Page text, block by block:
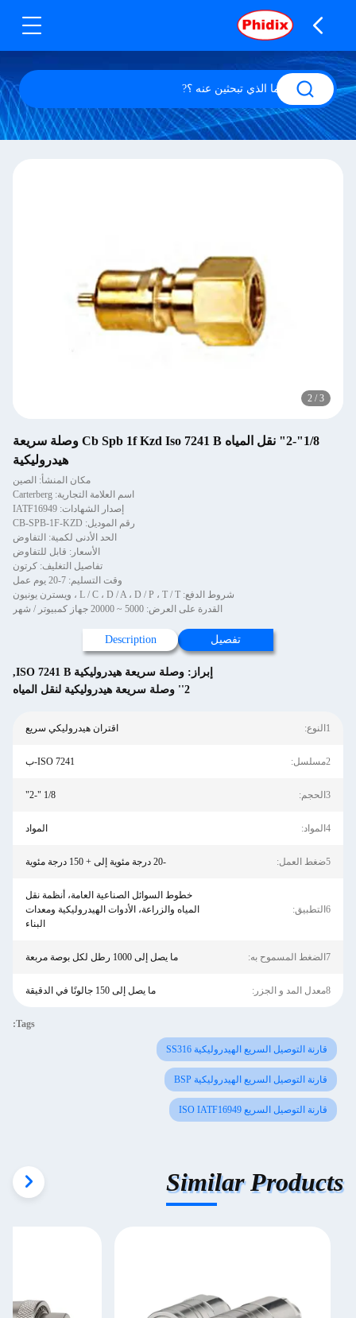
2 / 3
1/8"-2" نقل المياه Cb Spb 1f Kzd Iso 7241 B وصلة سريعة
هيدروليكية
مكان المنشأ: الصين
اسم العلامة التجارية: Carterberg
إصدار الشهادات: IATF16949
رقم الموديل: CB-SPB-1F-KZD
الحد الأدنى لكمية: التفاوض
الأسعار: قابل للتفاوض
تفاصيل التغليف: كرتون
وقت التسليم: 7-20 يوم عمل
شروط الدفع: L / C ، D / A ، D / P ، T / T ، ويسترن يونيون
القدرة على العرض: 5000 ~ 20000 جهاز كمبيوتر / شهر
تفصيل Description
إبراز: وصلة سريعة هيدروليكية ISO 7241 B
,
2'' وصلة سريعة هيدروليكية لنقل المياه
1النوع: اقتران هيدروليكي سريع
2مسلسل: ISO 7241-ب
3الحجم: 1/8 "-2"
4المواد: المواد
5ضغط العمل: -20 درجة مئوية إلى + 150 درجة مئوية
6التطبيق:
خطوط السوائل الصناعية العامة، أنظمة نقل
المياه والزراعة، الأدوات الهيدروليكية ومعدات
البناء
7الضغط المسموح به: ما يصل إلى 1000 رطل لكل بوصة مربعة
8معدل المد و الجزر: ما يصل إلى 150 جالونًا في الدقيقة
Tags:
قارنة التوصيل السريع الهيدروليكية SS316
قارنة التوصيل السريع الهيدروليكية BSP
قارنة التوصيل السريع ISO IATF16949
Similar Products